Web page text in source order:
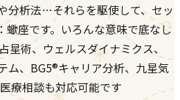
分析法…それらを駆使して、セッ
蠍座です。いろんな意味で底なし
星術、ウェルスダイナミクス、
ム、BG5®キャリア分析、九星気
療相談も対応可能です